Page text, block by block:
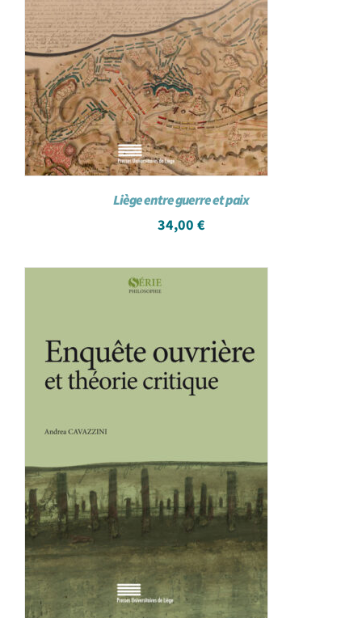
Liège entre guerre et paix
34,00 €